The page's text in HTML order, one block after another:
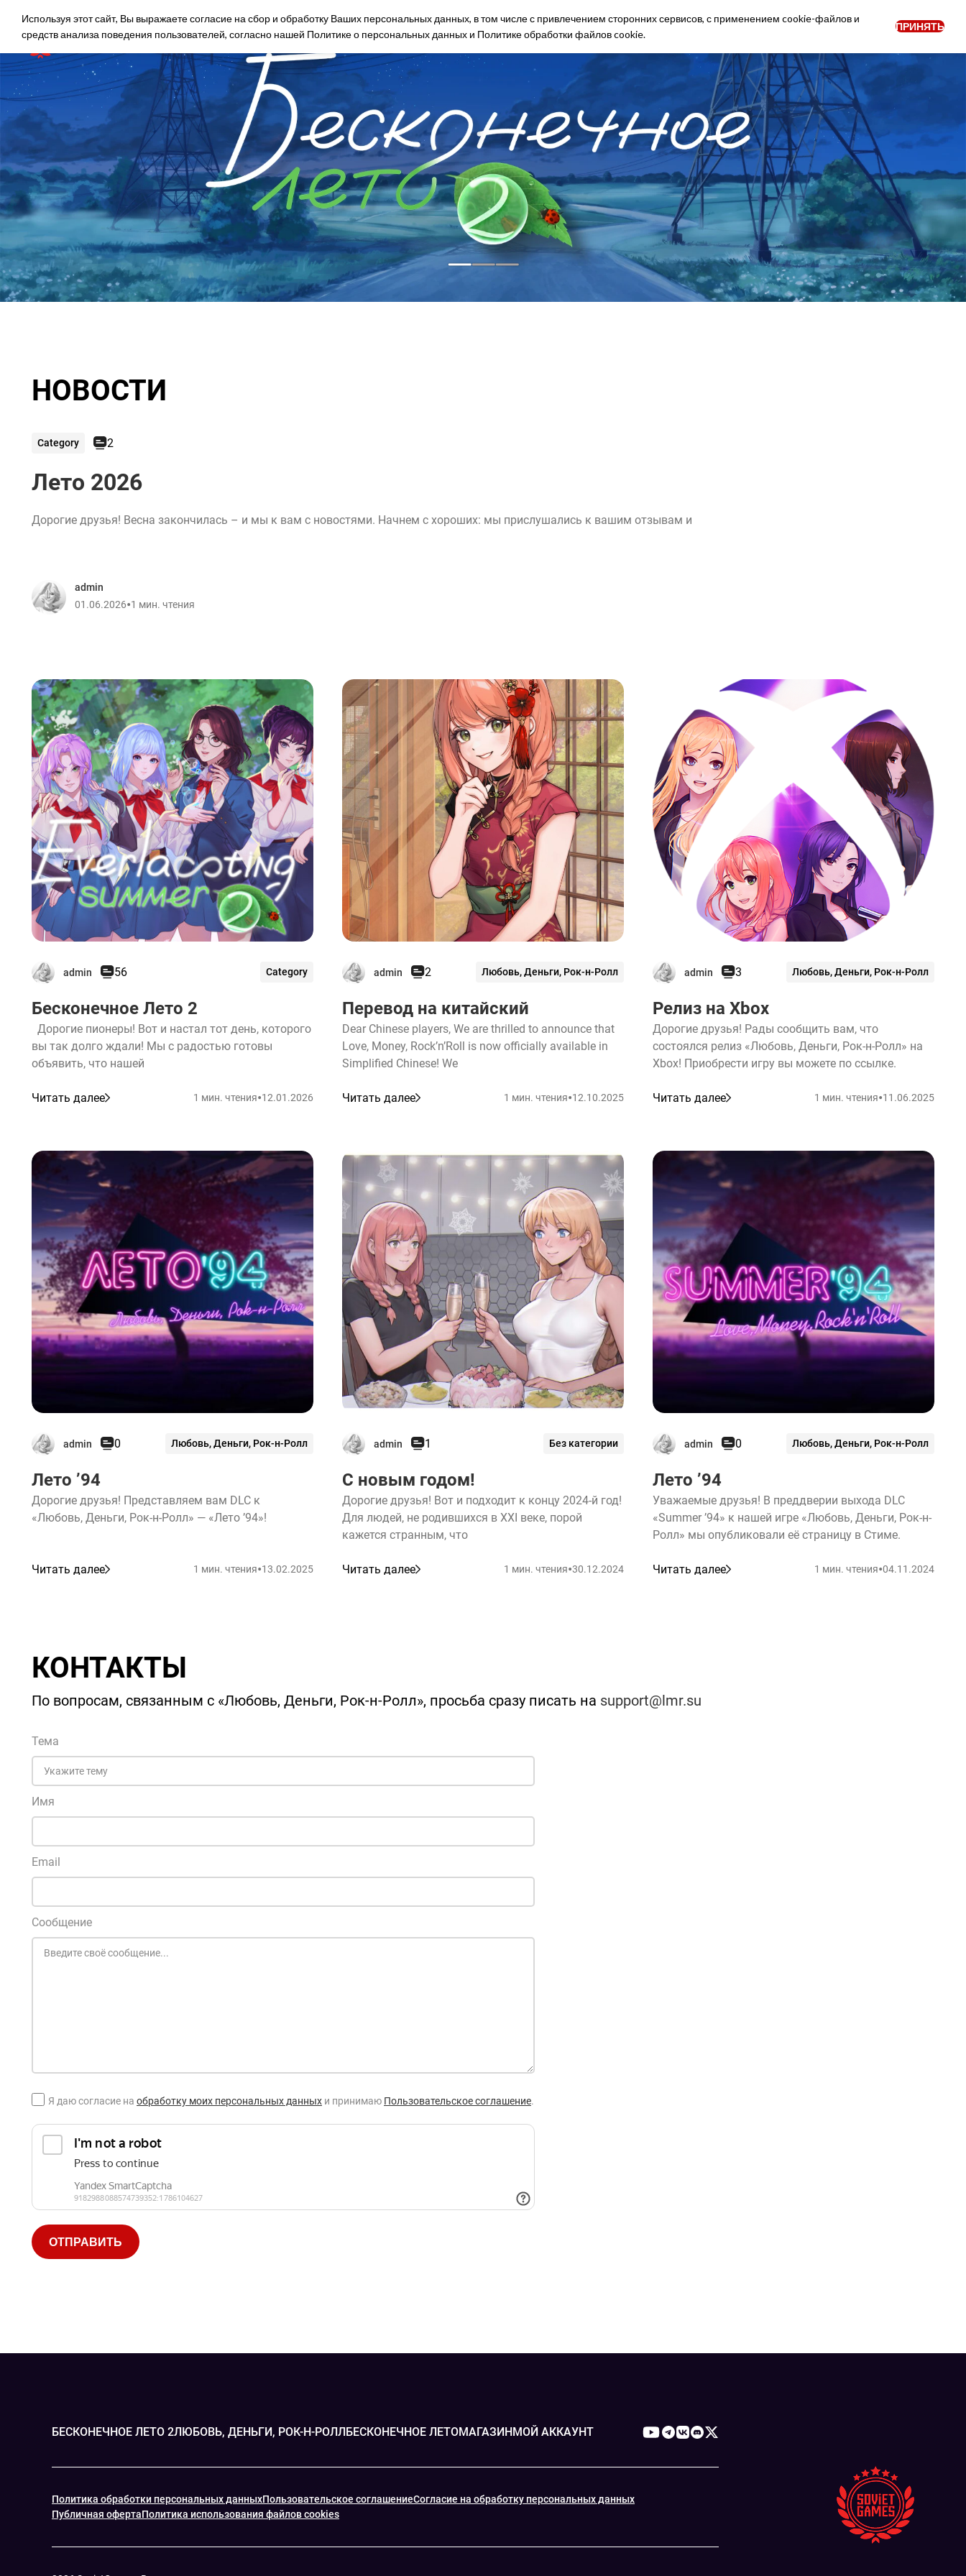
НАШИ ИГРЫ МАГАЗИН КОНТАКТЫ БЛОГ
0
НОВОСТИ
Category 2
Лето 2026
Дорогие друзья! Весна закончилась – и мы к вам с новостями. Начнем с хороших: мы прислушались к вашим отзывам и
admin
01.06.2026•1 мин. чтения
admin 56 Category
Бесконечное Лето 2
Дорогие пионеры! Вот и настал тот день, которого
вы так долго ждали! Мы с радостью готовы
объявить, что нашей
Читать далее 1 мин. чтения•12.01.2026
admin 2 Любовь, Деньги, Рок-н-Ролл
Перевод на китайский
Dear Chinese players, We are thrilled to announce that
Love, Money, Rock’n’Roll is now officially available in
Simplified Chinese! We
Читать далее 1 мин. чтения•12.10.2025
admin 3 Любовь, Деньги, Рок-н-Ролл
Релиз на Xbox
Дорогие друзья! Рады сообщить вам, что
состоялся релиз «Любовь, Деньги, Рок-н-Ролл» на
Xbox! Приобрести игру вы можете по ссылке.
Читать далее 1 мин. чтения•11.06.2025
admin 0 Любовь, Деньги, Рок-н-Ролл
Лето ’94
Дорогие друзья! Представляем вам DLC к
«Любовь, Деньги, Рок-н-Ролл» — «Лето ’94»!
Читать далее 1 мин. чтения•13.02.2025
admin 1 Без категории
С новым годом!
Дорогие друзья! Вот и подходит к концу 2024-й год!
Для людей, не родившихся в XXI веке, порой
кажется странным, что
Читать далее 1 мин. чтения•30.12.2024
admin 0 Любовь, Деньги, Рок-н-Ролл
Лето ’94
Уважаемые друзья! В преддверии выхода DLC
«Summer ’94» к нашей игре «Любовь, Деньги, Рок-н-
Ролл» мы опубликовали её страницу в Стиме.
Читать далее 1 мин. чтения•04.11.2024
КОНТАКТЫ
По вопросам, связанным с «Любовь, Деньги, Рок-н-Ролл», просьба сразу писать на support@lmr.su
Тема
Имя
Email
Сообщение
Я даю согласие на обработку моих персональных данных и принимаю Пользовательское соглашение.
БЕСКОНЕЧНОЕ ЛЕТО 2ЛЮБОВЬ, ДЕНЬГИ, РОК-Н-РОЛЛБЕСКОНЕЧНОЕ ЛЕТОМАГАЗИНМОЙ АККАУНТ
Политика обработки персональных данныхПользовательское соглашениеСогласие на обработку персональных данных
Публичная офертаПолитика использования файлов cookies
Используя этот сайт, Вы выражаете согласие на сбор и обработку Ваших персональных данных, в том числе с привлечением сторонних сервисов, с применением cookie-файлов и
средств анализа поведения пользователей, согласно нашей Политике о персональных данных и Политике обработки файлов cookie.
ПРИНЯТЬ